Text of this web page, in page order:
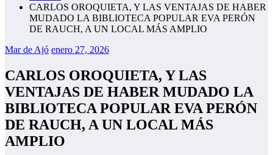
CARLOS OROQUIETA, Y LAS VENTAJAS DE HABER
MUDADO LA BIBLIOTECA POPULAR EVA PERÓN
DE RAUCH, A UN LOCAL MÁS AMPLIO
Mar de Ajó enero 27, 2026
CARLOS OROQUIETA, Y LAS
VENTAJAS DE HABER MUDADO LA
BIBLIOTECA POPULAR EVA PERÓN
DE RAUCH, A UN LOCAL MÁS
AMPLIO